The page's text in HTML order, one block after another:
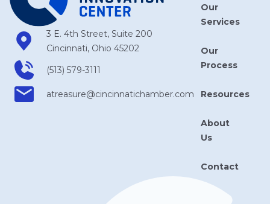
3 E. 4th Street, Suite 200
Cincinnati, Ohio 45202
(513) 579-3111
atreasure​@cincinnatichamber​.com
Our
Services
Our
Process
Resources
About
Us
Contact